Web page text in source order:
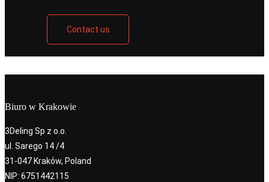
Contact us
Biuro w Krakowie
3Deling Sp z o.o.
ul. Sarego 14 /4
31-047 Kraków, Poland
NIP: 6751442115